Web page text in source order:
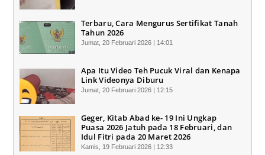
Terbaru, Cara Mengurus Sertifikat Tanah
Tahun 2026
Jumat, 20 Februari 2026 | 14:01
Apa Itu Video Teh Pucuk Viral dan Kenapa
Link Videonya Diburu
Jumat, 20 Februari 2026 | 12:15
Geger, Kitab Abad ke- 19 Ini Ungkap
Puasa 2026 Jatuh pada 18 Februari, dan
Idul Fitri pada 20 Maret 2026
Kamis, 19 Februari 2026 | 12:33